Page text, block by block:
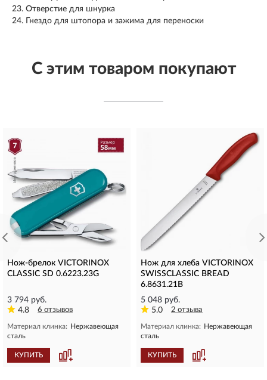
23. Отверстие для шнурка
24. Гнездо для штопора и зажима для переноски
С этим товаром покупают
Нож-брелок VICTORINOX
CLASSIC SD 0.6223.23G
3 794 руб.
4.8
6 отзывов
Материал клинка: Нержавеющая
сталь
КУПИТЬ
Нож для хлеба VICTORINOX
SWISSCLASSIC BREAD
6.8631.21B
5 048 руб.
5.0
2 отзыва
Материал клинка: Нержавеющая
сталь
КУПИТЬ